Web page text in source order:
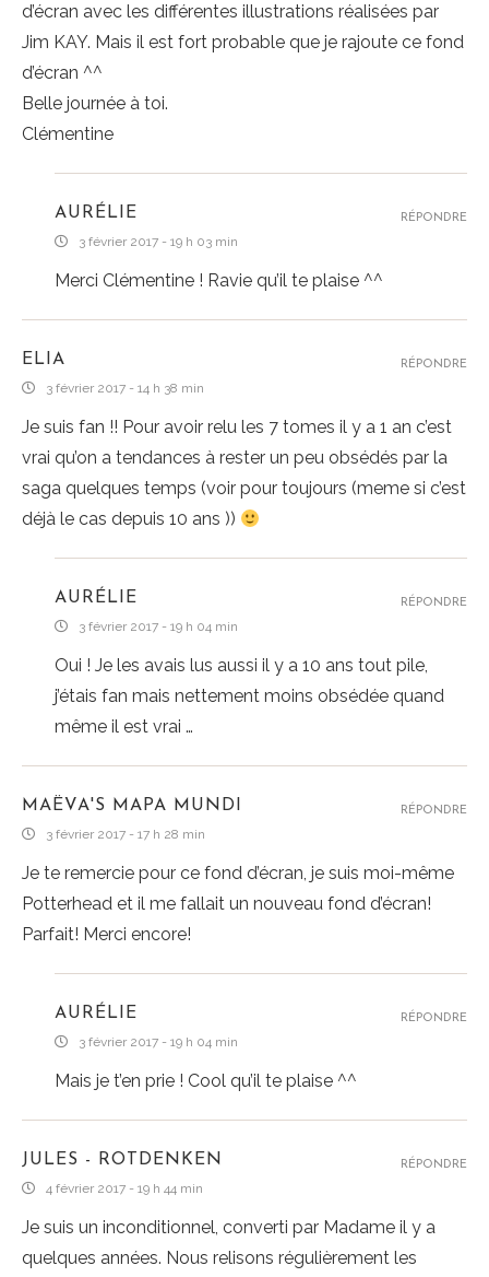
d’écran avec les différentes illustrations réalisées par
Jim KAY. Mais il est fort probable que je rajoute ce fond
d’écran ^^
Belle journée à toi.
Clémentine
AURÉLIE
3 février 2017 - 19 h 03 min
Merci Clémentine ! Ravie qu’il te plaise ^^
RÉPONDRE
ELIA
3 février 2017 - 14 h 38 min
Je suis fan !! Pour avoir relu les 7 tomes il y a 1 an c’est
vrai qu’on a tendances à rester un peu obsédés par la
saga quelques temps (voir pour toujours (meme si c’est
déjà le cas depuis 10 ans ))
RÉPONDRE
AURÉLIE
3 février 2017 - 19 h 04 min
Oui ! Je les avais lus aussi il y a 10 ans tout pile,
j’étais fan mais nettement moins obsédée quand
même il est vrai …
RÉPONDRE
MAËVA'S MAPA MUNDI
3 février 2017 - 17 h 28 min
Je te remercie pour ce fond d’écran, je suis moi-même
Potterhead et il me fallait un nouveau fond d’écran!
Parfait! Merci encore!
RÉPONDRE
AURÉLIE
3 février 2017 - 19 h 04 min
Mais je t’en prie ! Cool qu’il te plaise ^^
RÉPONDRE
JULES - ROTDENKEN
4 février 2017 - 19 h 44 min
Je suis un inconditionnel, converti par Madame il y a
quelques années. Nous relisons régulièrement les
RÉPONDRE